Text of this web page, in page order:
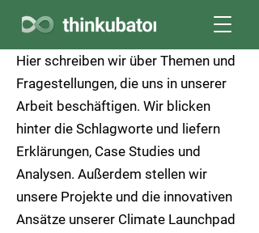
Hier schreiben wir über Themen und
Fragestellungen, die uns in unserer
Arbeit beschäftigen. Wir blicken
hinter die Schlagworte und liefern
Erklärungen, Case Studies und
Analysen. Außerdem stellen wir
unsere Projekte und die innovativen
Ansätze unserer Climate Launchpad